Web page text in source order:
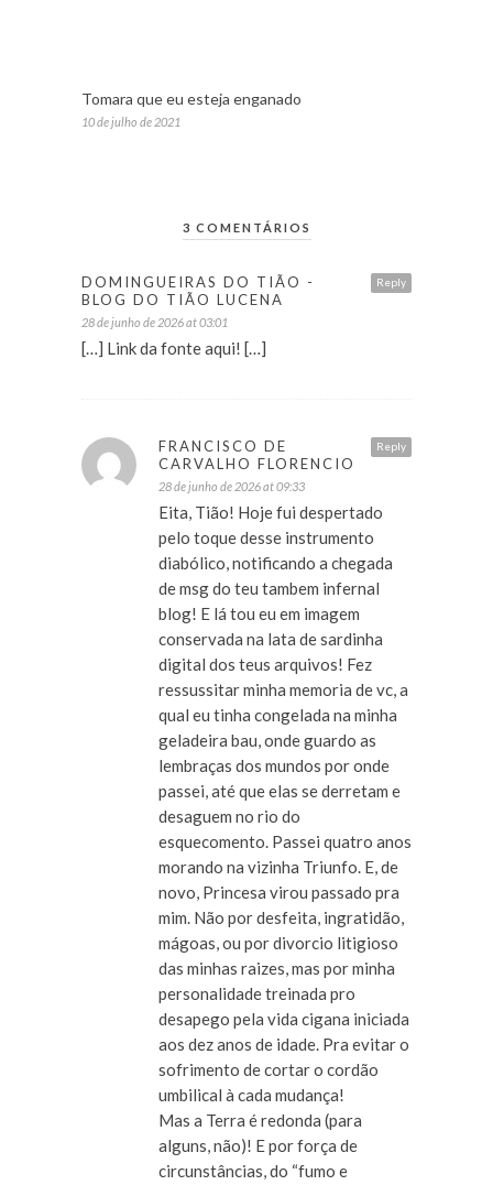
Tomara que eu esteja enganado
10 de julho de 2021
3 COMENTÁRIOS
Reply
DOMINGUEIRAS DO TIÃO -
BLOG DO TIÃO LUCENA
28 de junho de 2026 at 03:01
[…] Link da fonte aqui! […]
Reply
FRANCISCO DE
CARVALHO FLORENCIO
28 de junho de 2026 at 09:33
Eita, Tião! Hoje fui despertado
pelo toque desse instrumento
diabólico, notificando a chegada
de msg do teu tambem infernal
blog! E lá tou eu em imagem
conservada na lata de sardinha
digital dos teus arquivos! Fez
ressussitar minha memoria de vc, a
qual eu tinha congelada na minha
geladeira bau, onde guardo as
lembraças dos mundos por onde
passei, até que elas se derretam e
desaguem no rio do
esquecomento. Passei quatro anos
morando na vizinha Triunfo. E, de
novo, Princesa virou passado pra
mim. Não por desfeita, ingratidão,
mágoas, ou por divorcio litigioso
das minhas raizes, mas por minha
personalidade treinada pro
desapego pela vida cigana iniciada
aos dez anos de idade. Pra evitar o
sofrimento de cortar o cordão
umbilical à cada mudança!
Mas a Terra é redonda (para
alguns, não)! E por força de
circunstâncias, do “fumo e